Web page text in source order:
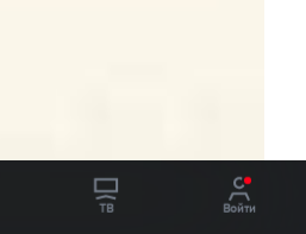
ТВ Войти